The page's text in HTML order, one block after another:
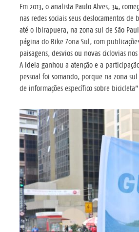
Em 2013, o analista Paulo Alves, 34,
nas redes sociais seus deslocamentos de
até o Ibirapuera, na zona sul de São
página do Bike Zona Sul, com
paisagens, desvios ou novas ciclovias
A ideia ganhou a atenção e a
pessoal foi somando, porque na zona
de informações específico sobre